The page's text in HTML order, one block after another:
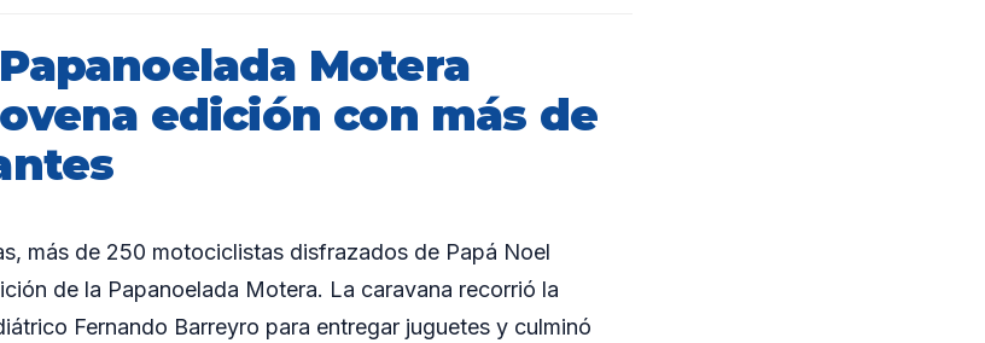
Motera
edición con más de
más de 250 motociclistas disfrazados de Papá Noel
de la Papanoelada Motera. La caravana recorrió la
Fernando Barreyro para entregar juguetes y culminó